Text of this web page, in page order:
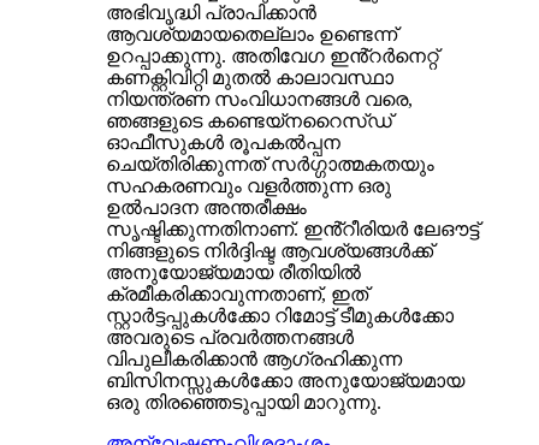
അഭിവൃദ്ധി പ്രാപിക്കാൻ
ആവശ്യമായതെല്ലാം ഉണ്ടെന്ന്
ഉറപ്പാക്കുന്നു. അതിവേഗ ഇൻ്റർനെറ്റ്
കണക്റ്റിവിറ്റി മുതൽ കാലാവസ്ഥാ
നിയന്ത്രണ സംവിധാനങ്ങൾ വരെ,
ഞങ്ങളുടെ കണ്ടെയ്നറൈസ്ഡ്
ഓഫീസുകൾ രൂപകൽപ്പന
ചെയ്‌തിരിക്കുന്നത് സർഗ്ഗാത്മകതയും
സഹകരണവും വളർത്തുന്ന ഒരു
ഉൽപാദന അന്തരീക്ഷം
സൃഷ്ടിക്കുന്നതിനാണ്. ഇൻ്റീരിയർ ലേഔട്ട്
നിങ്ങളുടെ നിർദ്ദിഷ്ട ആവശ്യങ്ങൾക്ക്
അനുയോജ്യമായ രീതിയിൽ
ക്രമീകരിക്കാവുന്നതാണ്, ഇത്
സ്റ്റാർട്ടപ്പുകൾക്കോ ​​റിമോട്ട് ടീമുകൾക്കോ ​​
അവരുടെ പ്രവർത്തനങ്ങൾ
വിപുലീകരിക്കാൻ ആഗ്രഹിക്കുന്ന
ബിസിനസ്സുകൾക്കോ ​​അനുയോജ്യമായ
ഒരു തിരഞ്ഞെടുപ്പായി മാറുന്നു.